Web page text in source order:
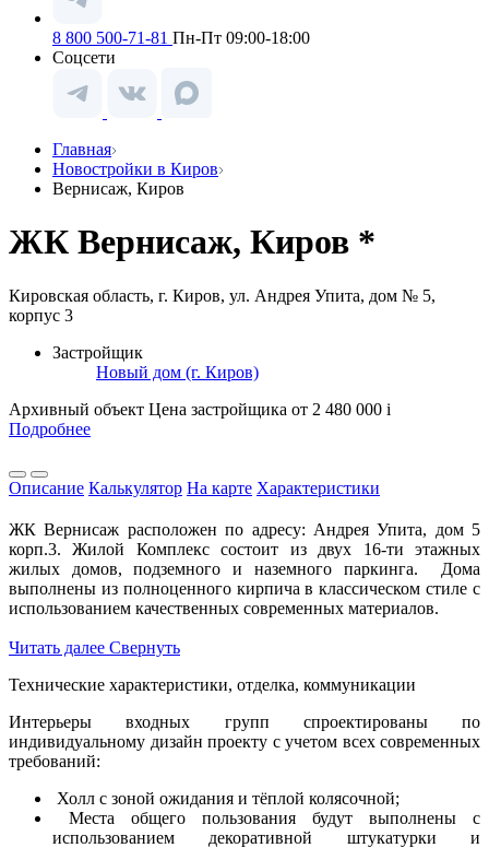
8 800 500-71-81 Пн-Пт 09:00-18:00
Соцсети
Главная
Новостройки в Киров
Вернисаж, Киров
ЖК Вернисаж, Киров *
Кировская область, г. Киров, ул. Андрея Упита, дом № 5,
корпус 3
Застройщик
Новый дом (г. Киров)
Архивный объект Цена застройщика от 2 480 000 i
Подробнее
Описание Калькулятор На карте Характеристики
ЖК Вернисаж расположен по адресу: Андрея Упита, дом 5
корп.3. Жилой Комплекс состоит из двух 16-ти этажных
жилых домов, подземного и наземного паркинга. Дома
выполнены из полноценного кирпича в классическом стиле с
использованием качественных современных материалов.
Читать далее Свернуть
Технические характеристики, отделка, коммуникации
Интерьеры входных групп спроектированы по
индивидуальному дизайн проекту с учетом всех современных
требований:
Холл с зоной ожидания и тёплой колясочной;
Места общего пользования будут выполнены с
использованием декоративной штукатурки и